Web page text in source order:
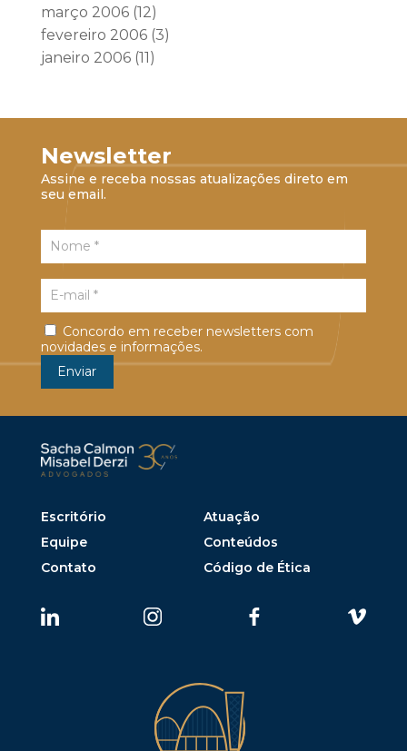
março 2006(12)
fevereiro 2006(3)
janeiro 2006(11)
Newsletter
Assine e receba nossas atualizações direto em
seu email.
Concordo em receber newsletters com
novidades e informações.
Escritório
Atuação
Equipe
Conteúdos
Contato
Código de Ética